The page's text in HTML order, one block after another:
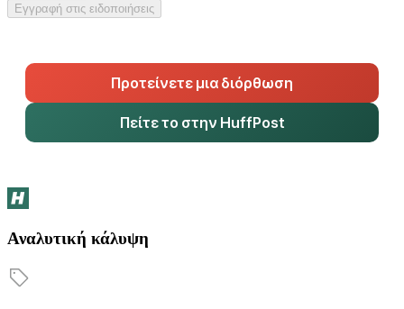
Εγγραφή στις ειδοποιήσεις
Προτείνετε μια διόρθωση
Πείτε το στην HuffPost
Αναλυτική κάλυψη